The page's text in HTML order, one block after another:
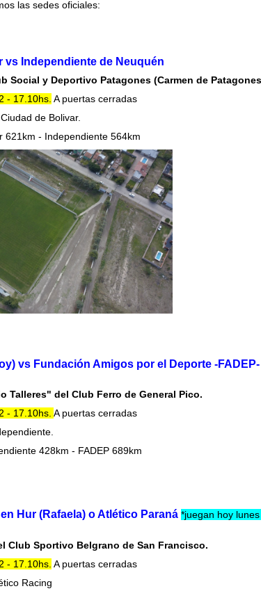
las sedes oficiales:
vs Independiente de Neuquén
Social y Deportivo Patagones (Carmen de
- 17.10hs. A puertas cerradas
de Bolivar.
621km - Independiente 564km
vs Fundación Amigos por el Deporte -FADEP-
Talleres" del Club Ferro de General Pico.
- 17.10hs. A puertas cerradas
428km - FADEP 689km
Hur (Rafaela) o Atlético Paraná *juegan hoy
Club Sportivo Belgrano de San Francisco.
- 17.10hs. A puertas cerradas
Racing